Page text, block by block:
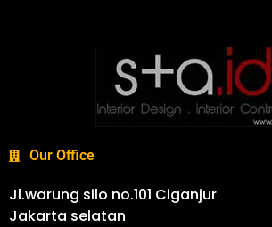
Our Office
Jl.warung silo no.101 Ciganjur
Jakarta selatan